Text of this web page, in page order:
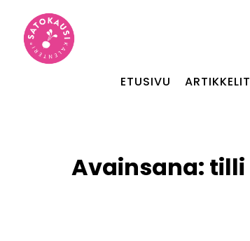
ETUSIVU ARTIKKELIT
Avainsana: tilli